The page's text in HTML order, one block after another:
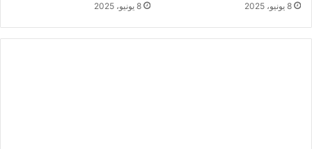
8 يونيو، 2025 8 يونيو، 2025